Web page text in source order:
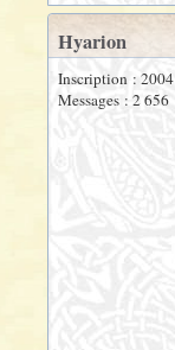
Hyarion
Inscription : 2004
Messages : 2 656